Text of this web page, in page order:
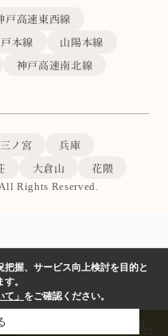
戸高速東西線
本線
山陽本線
神戸高速南北線
三ノ宮
兵庫
大倉山 花隈
Rights Reserved.
握、サービス向上検討を目的と
。
」 をご確認ください。